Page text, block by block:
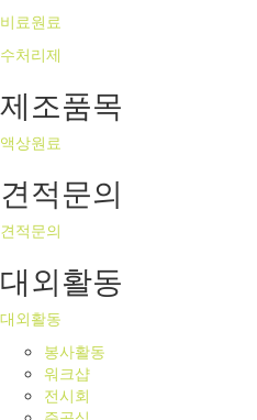
비료원료
수처리제
제조품목
액상원료
견적문의
견적문의
대외활동
대외활동
봉사활동
워크샵
전시회